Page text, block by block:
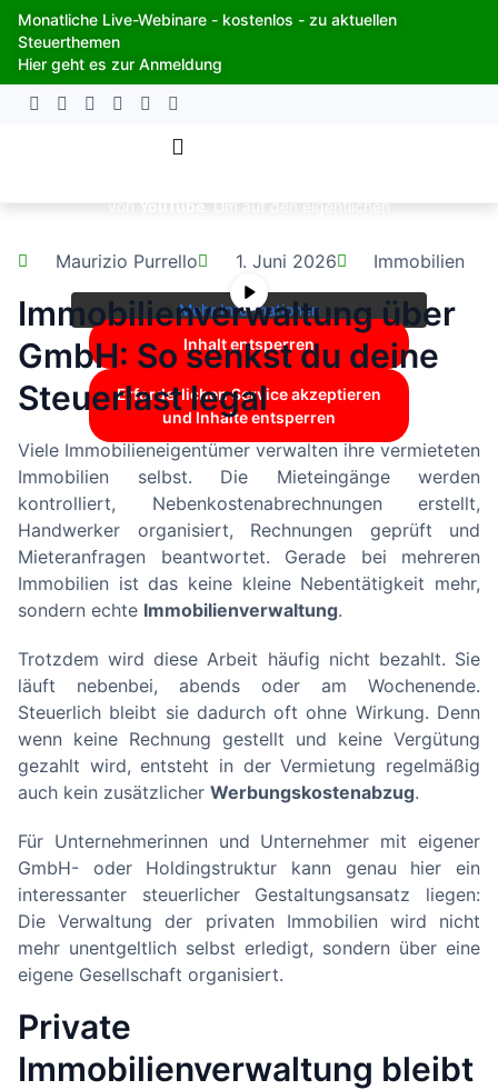
Zum
Inhalt
springen
Monatliche Live-Webinare - kostenlos - zu aktuellen
Steuerthemen
Hier geht es zur Anmeldung
vonYouTube. Um auf den eigentlichen
dass dabei Daten an Drittanbieter
weitergegeben werden.
Mehr Informationen
Inhalt entsperren
Erforderlichen Service akzeptieren
und Inhalte entsperren
Maurizio Purrello 1. Juni 2026 Immobilien
Immobilienverwaltung über
GmbH: So senkst du deine
Steuerlast legal
Viele Immobilieneigentümer verwalten ihre vermieteten
Immobilien selbst. Die Mieteingänge werden
kontrolliert, Nebenkostenabrechnungen erstellt,
Handwerker organisiert, Rechnungen geprüft und
Mieteranfragen beantwortet. Gerade bei mehreren
Immobilien ist das keine kleine Nebentätigkeit mehr,
sondern echte Immobilienverwaltung.
Trotzdem wird diese Arbeit häufig nicht bezahlt. Sie
läuft nebenbei, abends oder am Wochenende.
Steuerlich bleibt sie dadurch oft ohne Wirkung. Denn
wenn keine Rechnung gestellt und keine Vergütung
gezahlt wird, entsteht in der Vermietung regelmäßig
auch kein zusätzlicher Werbungskostenabzug.
Für Unternehmerinnen und Unternehmer mit eigener
GmbH- oder Holdingstruktur kann genau hier ein
interessanter steuerlicher Gestaltungsansatz liegen:
Die Verwaltung der privaten Immobilien wird nicht
mehr unentgeltlich selbst erledigt, sondern über eine
eigene Gesellschaft organisiert.
Private
Immobilienverwaltung bleibt